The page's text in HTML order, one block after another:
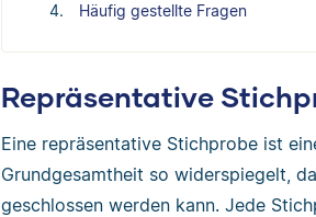
Häufig gestellte Fragen
Repräsentative
Eine repräsentative Stichprobe ist
Grundgesamtheit so widerspiegelt,
geschlossen werden kann. Jede